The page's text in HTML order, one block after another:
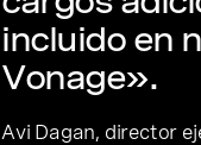
incluido en
Vonage».
Avi Dagan, director